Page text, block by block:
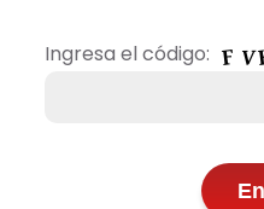
Ingresa el código: